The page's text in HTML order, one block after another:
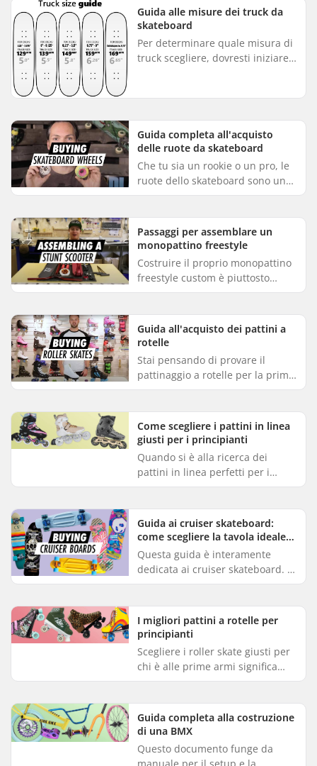
Guida alle misure dei truck da
skateboard
Per determinare quale misura di
truck scegliere, dovresti iniziare
Guida completa all'acquisto
delle ruote da skateboard
Che tu sia un rookie o un pro, le
ruote dello skateboard sono una
componente fondamentale per le
modo significativo su...
Passaggi per assemblare un
monopattino freestyle
Costruire il proprio monopattino
freestyle custom è piuttosto
impegnativo. Molti componenti
compatibili e un montaggio
errato pu...
Guida all'acquisto dei pattini a
rotelle
Stai pensando di provare il
pattinaggio a rotelle per la prima
volta, o forse stai cercando un
Questa guida è pensata...
Come scegliere i pattini in linea
giusti per i principianti
Quando si è alla ricerca dei
pattini in linea perfetti per i
principianti, è fondamentale
comfort e stabilità, favore...
Guida ai cruiser skateboard:
come scegliere la tavola ideale
per il cruising
Questa guida è interamente
dedicata ai cruiser skateboard. Ci
impegniamo a fornirti tutte le
necessarie per scegliere il cru...
I migliori pattini a rotelle per
principianti
Scegliere i roller skate giusti per
chi è alle prime armi significa
concentrarsi su comfort e
pattinaggio piacevole. Questa g...
Guida completa alla costruzione
di una BMX
Questo documento funge da